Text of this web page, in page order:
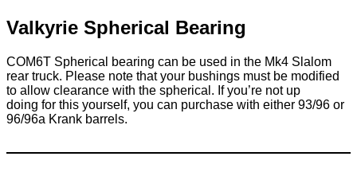
Valkyrie Spherical Bearing
COM6T Spherical bearing can be used in the Mk4 Slalom
rear truck. Please note that your bushings must be modified
to allow clearance with the spherical. If you’re not up
doing for this yourself, you can purchase with either 93/96 or
96/96a Krank barrels.